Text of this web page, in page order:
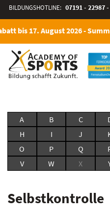
BILDUNGSHOTLINE: 07191 - 22987
bis 17. August 2026 -
A B C
H
I J
O
P Q
V
W X
Selbstkontrolle